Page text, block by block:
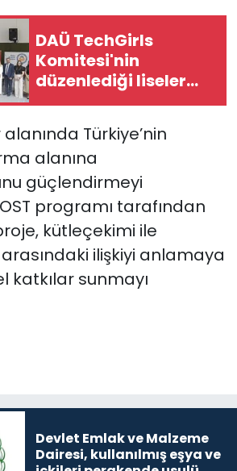
DAÜ TechGirls
Komitesi'nin
düzenlediği liseler
arası bilişim
Türkiye’nin
alanına
güçlendirmeyi
programı tarafından
kütleçekimi ile
ilişkiyi anlamaya
katkılar sunmayı
Devlet Emlak ve Malzeme
Dairesi, kullanılmış eşya ve